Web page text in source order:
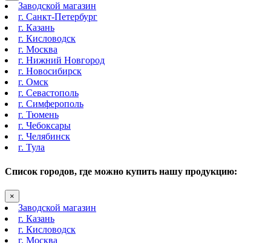
Заводской магазин
г. Санкт-Петербург
г. Казань
г. Кисловодск
г. Москва
г. Нижний Новгород
г. Новосибирск
г. Омск
г. Севастополь
г. Симферополь
г. Тюмень
г. Чебоксары
г. Челябинск
г. Тула
Список городов, где можно купить нашу продукцию:
×
Заводской магазин
г. Казань
г. Кисловодск
г. Москва